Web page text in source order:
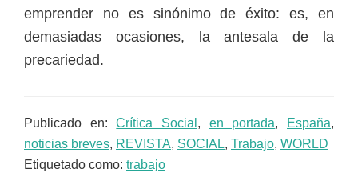
emprender no es sinónimo de éxito: es, en
demasiadas ocasiones, la antesala de la
precariedad.
Publicado en:Crítica Social , en portada, España,
noticias breves, REVISTA, SOCIAL, Trabajo, WORLD
Etiquetado como: trabajo